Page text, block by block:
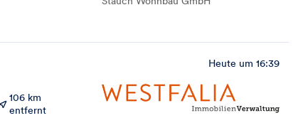
Heute um 16:39
106 km
entfernt